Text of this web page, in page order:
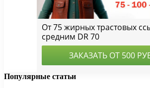
Популярные статьи